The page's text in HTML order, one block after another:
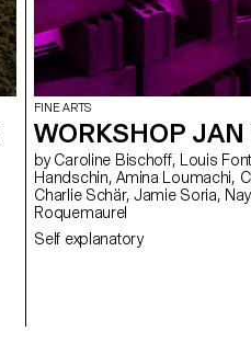
FINE ARTS
WORKSHOP JAN
by Caroline Bischoff, Louis Fontaine, Giada Gollin, Olivia
Handschin, Amina Loumachi, Clara Luna, Axel Mattart, Achille Meier,
Charlie Schär, Jamie Soria, Nayla Younes, Mayalène de
Roquemaurel
Self explanatory